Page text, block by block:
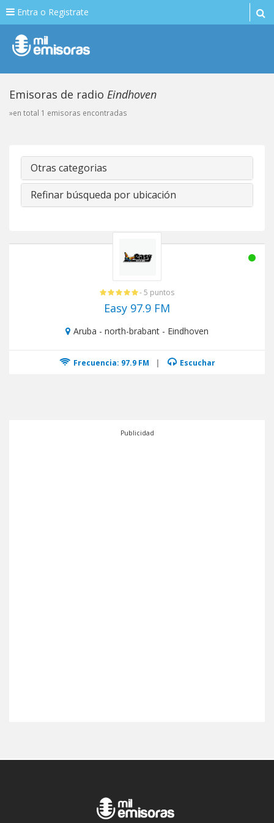
Entra o Registrate
Emisoras de radio Eindhoven
»en total 1 emisoras encontradas
Otras categorias
Refinar búsqueda por ubicación
- 5 puntos
Easy 97.9 FM
Aruba - north-brabant - Eindhoven
Frecuencia: 97.9 FM | Escuchar
Publicidad